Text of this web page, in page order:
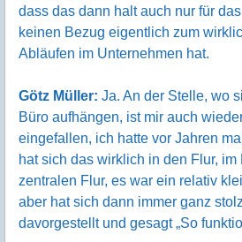
dass das dann halt auch nur für
keinen Bezug eigentlich zum
Abläufen im Unternehmen hat.
Götz Müller: Ja. An der Stelle, wo
Büro aufhängen, ist mir auch
eingefallen, ich hatte vor Jahren
hat sich das wirklich in den Flur,
zentralen Flur, es war ein relativ
aber hat sich dann immer ganz
davorgestellt und gesagt „So